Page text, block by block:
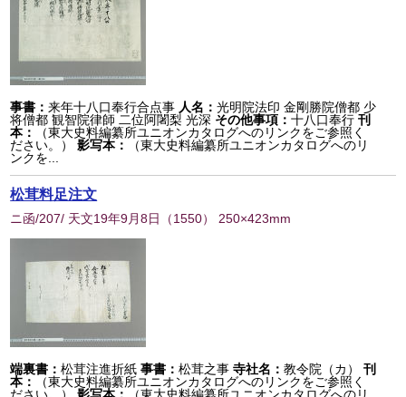
事書：来年十八口奉行合点事 人名：光明院法印 金剛勝院僧都 少
将僧都 観智院律師 二位阿闍梨 光深 その他事項：十八口奉行 刊
本：
（東大史料編纂所ユニオンカタログへのリンクをご参照く
ださい。）
影写本：
（東大史料編纂所ユニオンカタログへのリ
ンクを...
松茸料足注文
ニ函/207/ 天文19年9月8日 （1550） 250×423mm
端裏書：松茸注進折紙 事書：松茸之事寺社名：教令院（カ）
刊
本：
（東大史料編纂所ユニオンカタログへのリンクをご参照く